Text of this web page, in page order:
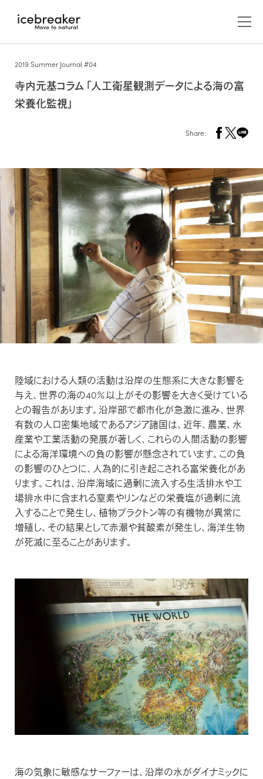
メンズ
アウター/ジャケット
カットソー（長袖）
カットソー（半袖）
シャツ/ポロシャツ
セーター/カーディガン
アンダーウェア/タイツ
靴下/ソックス
ウィメンズ
アウター/ジャケット
カットソー（長袖）
カットソー（半袖）
シャツ/ポロシャツ
セーター/カーディガン
アンダーウェア/タイツ
靴下/ソックス
アクセサリー
キャップ/ビーニー/ヘッドバンド
マフラー/ネックカバー
靴下/ソックス
レイヤー
アンダーウェア
ベースレイヤー
ミッドレイヤー
新着商品
セール
ABOUT US
icebreakerについて
PRODUCTS
プロダクトについて
TRANSPARENCY REPORT
ZQ MERINO
ZQメリノ
Brand films
ブランド紹介動画
FEATURED
特設ページ
THE JOURNAL
ジャーナル
ニュース
BLOG
ブログ
HOW TO CARE
お手入れ
REPAIR
修理について
2019 Summer Journal #04
寺内元基コラム「人工衛星観測データによる海の富
栄養化監視」
Share:
陸域における人類の活動は沿岸の生態系に大きな影響を
与え、世界の海の40％以上がその影響を大きく受けている
との報告があります。沿岸部で都市化が急激に進み、世界
有数の人口密集地域であるアジア諸国は、近年、農業、水
産業や工業活動の発展が著しく、これらの人間活動の影響
による海洋環境への負の影響が懸念されています。この負
の影響のひとつに、人為的に引き起こされる富栄養化があ
ります。これは、沿岸海域に過剰に流入する生活排水や工
場排水中に含まれる窒素やリンなどの栄養塩が過剰に流
入することで発生し、植物プラクトン等の有機物が異常に
増殖し、その結果として赤潮や貧酸素が発生し、海洋生物
が死滅に至ることがあります。
海の気象に敏感なサーファーは、沿岸の水がダイナミックに